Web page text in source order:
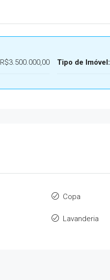
R$3.500.000,00 Tipo de Imóvel:
Copa
Lavanderia